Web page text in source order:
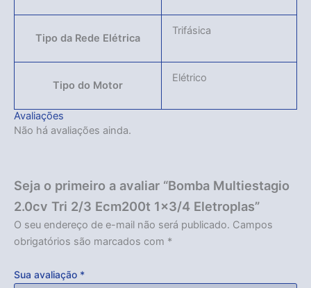
Tipo da Rede Elétrica
Trifásica
Tipo do Motor
Elétrico
Avaliações
Não há avaliações ainda.
Seja o primeiro a avaliar “Bomba Multiestagio
2.0cv Tri 2/3 Ecm200t 1×3/4 Eletroplas”
O seu endereço de e-mail não será publicado. Campos
obrigatórios são marcados com *
Sua avaliação *